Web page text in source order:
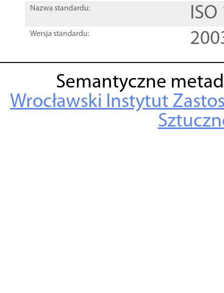
Nazwa standardu:
Wersja standardu:
Semantyczne
Wrocławski Instytut